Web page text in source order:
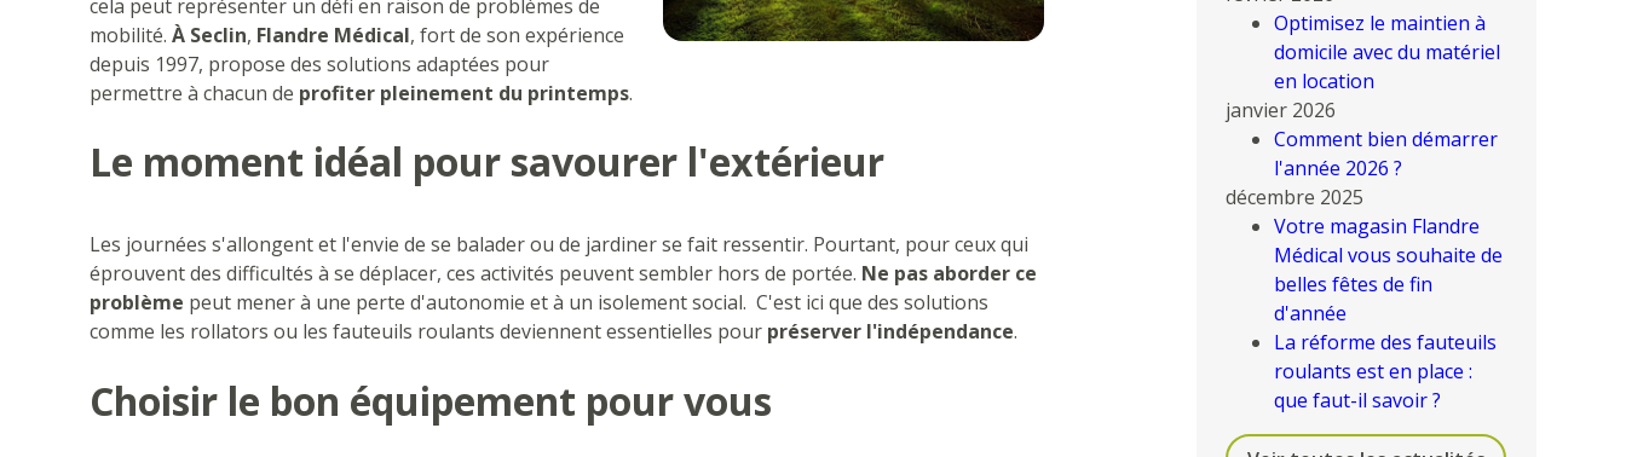
cela peut représenter un défi en raison de problèmes de
mobilité.À Seclin, Flandre Médical, fort de son expérience
depuis 1997, propose des solutions adaptées pour
permettre à chacun de profiter pleinement du printemps.
Le moment idéal pour savourer l'extérieur
Les journées s'allongent et l'envie de se balader ou de jardiner se fait ressentir. Pourtant, pour ceux qui
éprouvent des difficultés à se déplacer, ces activités peuvent sembler hors de portée. Ne pas aborder ce
problème peut mener à une perte d'autonomie et à un isolement social. C'est ici que des solutions
comme les rollators ou les fauteuils roulants deviennent essentielles pour préserver l'indépendance.
Choisir le bon équipement pour vous
Optimisez le maintien à
domicile avec du matériel
en location
janvier 2026
Comment bien démarrer
l'année 2026 ?
décembre 2025
Votre magasin Flandre
Médical vous souhaite de
belles fêtes de fin
d'année
La réforme des fauteuils
roulants est en place :
que faut-il savoir ?